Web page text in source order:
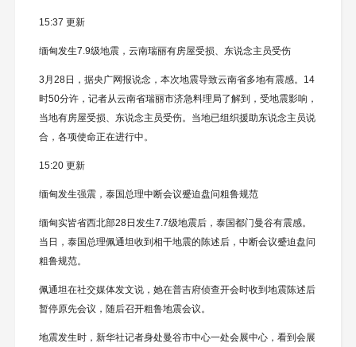
15:37 更新
缅甸发生7.9级地震，云南瑞丽有房屋受损、东说念主员受伤
3月28日，据央广网报说念，本次地震导致云南省多地有震感。14
时50分许，记者从云南省瑞丽市济急料理局了解到，受地震影响，
当地有房屋受损、东说念主员受伤。当地已组织援助东说念主员说
合，各项使命正在进行中。
15:20 更新
缅甸发生强震，泰国总理中断会议蹙迫盘问粗鲁规范
缅甸实皆省西北部28日发生7.7级地震后，泰国都门曼谷有震感。
当日，泰国总理佩通坦收到相干地震的陈述后，中断会议蹙迫盘问
粗鲁规范。
佩通坦在社交媒体发文说，她在普吉府侦查开会时收到地震陈述后
暂停原先会议，随后召开粗鲁地震会议。
地震发生时，新华社记者身处曼谷市中心一处会展中心，看到会展